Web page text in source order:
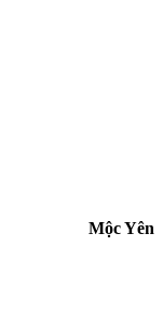
Mộc Yên